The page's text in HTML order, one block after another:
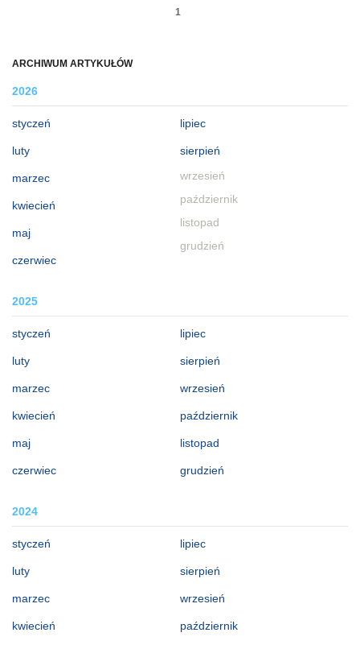
ARCHIWUM ARTYKUŁÓW
2026
styczeń
luty
marzec
kwiecień
maj
czerwiec
lipiec
sierpień
wrzesień
październik
listopad
grudzień
2025
styczeń
luty
marzec
kwiecień
maj
czerwiec
lipiec
sierpień
wrzesień
październik
listopad
grudzień
2024
styczeń
luty
marzec
kwiecień
lipiec
sierpień
wrzesień
październik
1